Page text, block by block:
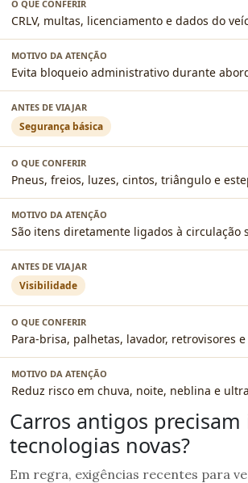
CRLV, multas, licenciamento e dados do
Evita bloqueio administrativo durante
Segurança básica
Pneus, freios, luzes, cintos, triângulo e
São itens diretamente ligados à circulação
Visibilidade
Para-brisa, palhetas, lavador, retrovisores
Reduz risco em chuva, noite, neblina e
Carros antigos
tecnologias novas?
Em regra, exigências recentes para